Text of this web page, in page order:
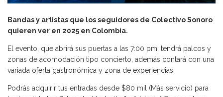
Bandas y artistas que los seguidores de Colectivo Sonoro
quieren ver en 2025 en Colombia.
El evento, que abrirá sus puertas a las 7:00 pm, tendrá palcos y
zonas de acomodación tipo concierto, además contará con una
variada oferta gastronómica y zona de experiencias.
Podrás adquirir tus entradas desde $80 mil (Más servicio) para